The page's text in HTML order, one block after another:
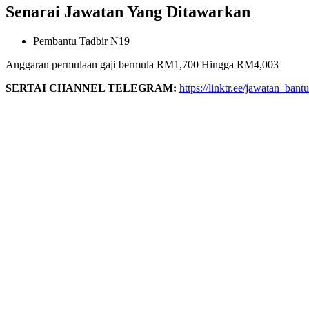
Senarai Jawatan Yang Ditawarkan
Pembantu Tadbir N19
Anggaran permulaan gaji bermula RM1,700 Hingga RM4,003
SERTAI CHANNEL TELEGRAM: https://linktr.ee/